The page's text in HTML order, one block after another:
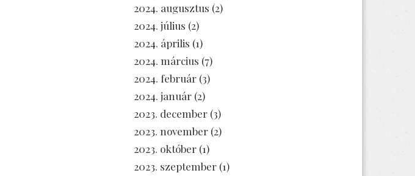
2024. augusztus (2)
2024. július (2)
2024. április (1)
2024. március (7)
2024. február (3)
2024. január (2)
2023. december (3)
2023. november (2)
2023. október (1)
2023. szeptember (1)